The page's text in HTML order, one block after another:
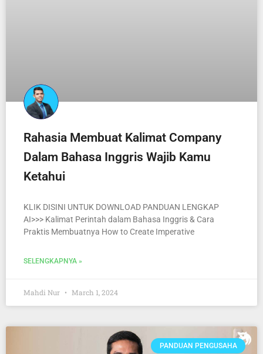
Rahasia Membuat Kalimat Company
Dalam Bahasa Inggris Wajib Kamu
Ketahui
KLIK DISINI UNTUK DOWNLOAD PANDUAN LENGKAP
AI>>> Kalimat Perintah dalam Bahasa Inggris & Cara
Praktis Membuatnya How to Create Imperative
SELENGKAPNYA »
Mahdi Nur March 1, 2024
PANDUAN PENGUSAHA